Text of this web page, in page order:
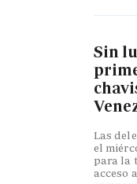
Sin
Las
el
para la
acceso